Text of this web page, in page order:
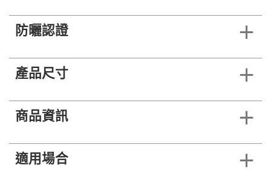
防曬認證
產品尺寸
商品資訊
適用場合